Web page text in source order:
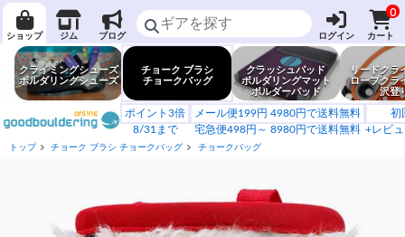
ショップ ジム ブログ ログイン
0
カート
クライミングシューズ
ボルダリングシューズ
チョーク ブラシ
チョークバッグ
クラッシュパッド
ボルダリングマット
ボルダーパッド
リードクラ
ロープクラ
沢登
ポイント3倍
8/31まで
メール便199円 4980円で送料無料
宅急便498円～ 8980円で送料無料
初
+レビ
トップ チョーク ブラシ チョークバッグ チョークバッグ